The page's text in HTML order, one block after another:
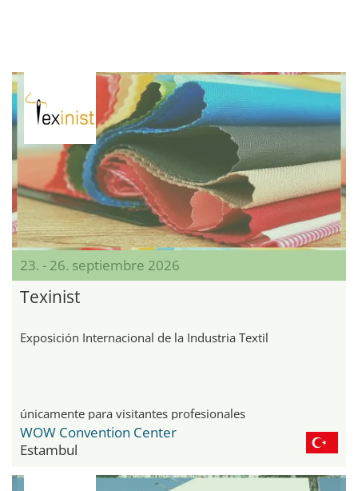
23. - 26. septiembre 2026
Texinist
Exposición Internacional de la Industria Textil
únicamente para visitantes profesionales
WOW Convention Center
Estambul